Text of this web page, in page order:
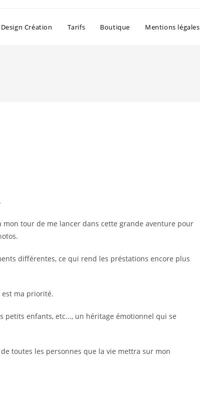
Design Création Tarifs Boutique Mentions légales
tour de me lancer dans cette grande aventure pour
différentes, ce qui rend les préstations encore plus
est ma priorité.
petits enfants, etc..., un héritage émotionnel qui se
toutes les personnes que la vie mettra sur mon